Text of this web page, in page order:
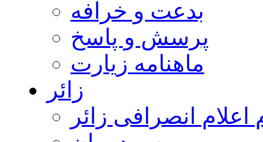
بدعت و خرافه
پرسش و پاسخ
ماهنامه زیارت
زائر
اعلام انصرافی زائر